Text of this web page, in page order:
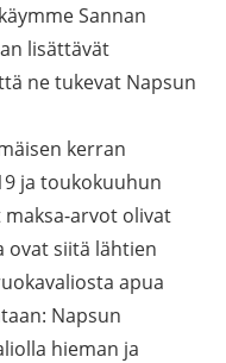
Sannan
lisättävät
ne tukevat Napsun
kerran
ja toukokuuhun
arvot olivat
ovat siitä lähtien
apua
Napsun
hieman ja